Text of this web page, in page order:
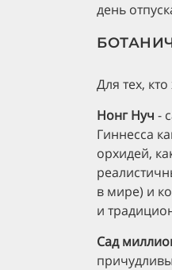
день
Для тех,
Нонг Нуч -
Гиннесса
орхидей,
в мире) и
и
Сад